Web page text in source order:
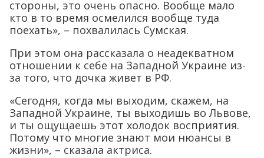
стороны, это очень опасно. Вообще мало
кто в то время осмелился вообще туда
поехать», – похвалилась Сумская.
При этом она рассказала о неадекватном
отношении к себе на Западной Украине из-
за того, что дочка живет в РФ.
«Сегодня, когда мы выходим, скажем, на
Западной Украине, ты выходишь во Львове,
и ты ощущаешь этот холодок восприятия.
Потому что многие знают мои нюансы в
жизни», – сказала актриса.